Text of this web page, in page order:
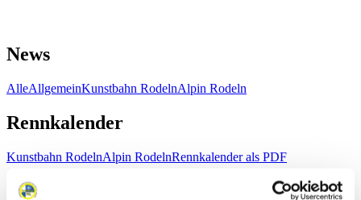
News
AlleAllgemeinKunstbahn RodelnAlpin Rodeln
Rennkalender
Kunstbahn RodelnAlpin RodelnRennkalender als PDF
Ergebnisse